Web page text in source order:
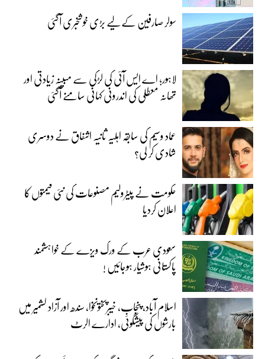
سولر صارفین کے لیے بڑی خوشخبری آگئی
لاہور؛ اے ایس آئی کی لڑکی سے مبینہ زیادتی اور
تھانہ معطلی کی اندرونی کہانی سامنے آگئی
عماد وسیم کی سابقہ اہلیہ ثانیہ اشفاق نے دوسری
شادی کر لی؟
حکومت نے پیٹرولیم مصنوعات کی نئی قیمتوں کا
اعلان کردیا
سعودی عرب کے ورک ویزے کے خواہشمند
پاکستانی ہوشیار ہوجائیں !
اسلام آباد، پنجاب، خیبرپختونخوا، سندھ اور آزاد کشمیر میں
بارشوں کی پیشگوئی، ادارے الرٹ